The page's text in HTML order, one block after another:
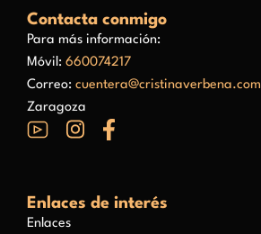
Contacta conmigo
Para más información:
Móvil: 660074217
Correo: cuentera@cristinaverbena.com
Zaragoza
Enlaces de interés
Enlaces